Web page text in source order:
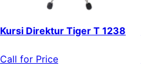
Kursi Direktur Tiger T 1238
Call for Price